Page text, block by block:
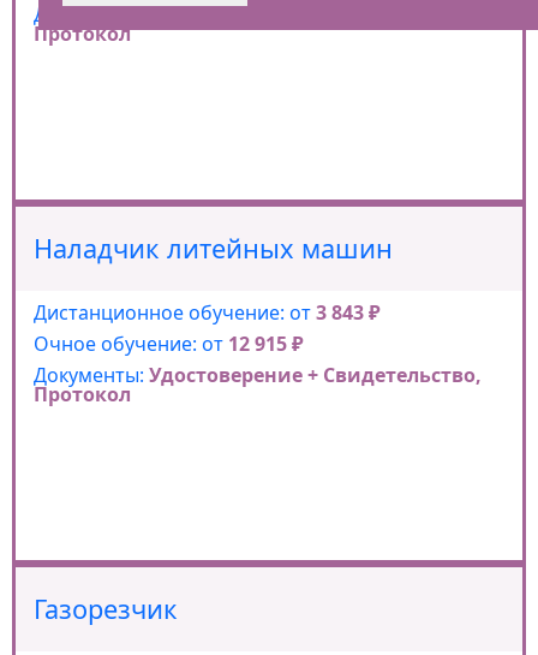
Документы:Удостоверение + Свидетельство,
Протокол
Наладчик литейных машин
Дистанционное обучение: от3 843 ₽
Очное обучение: от 12 915 ₽
Документы: Удостоверение + Свидетельство,
Протокол
Газорезчик